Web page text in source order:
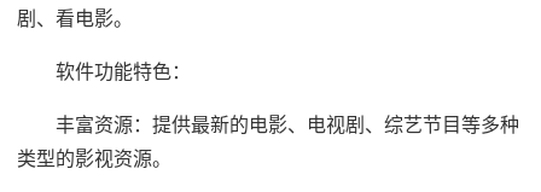
剧、看电影。
软件功能特色：
丰富资源：提供最新的电影、电视剧、综艺节目等多种
类型的影视资源。